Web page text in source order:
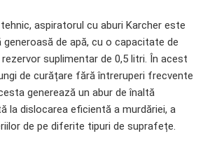
aspiratorul cu aburi Karcher este
de apă, cu o capacitate de
suplimentar de 0,5 litri. În acest
de curățare fără întreruperi frecvente
generează un abur de înaltă
la dislocarea eficientă a murdăriei, a
de pe diferite tipuri de suprafețe.